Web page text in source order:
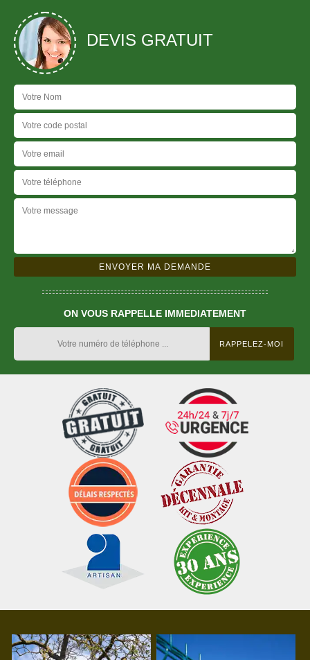
DEVIS GRATUIT
ON VOUS RAPPELLE IMMEDIATEMENT